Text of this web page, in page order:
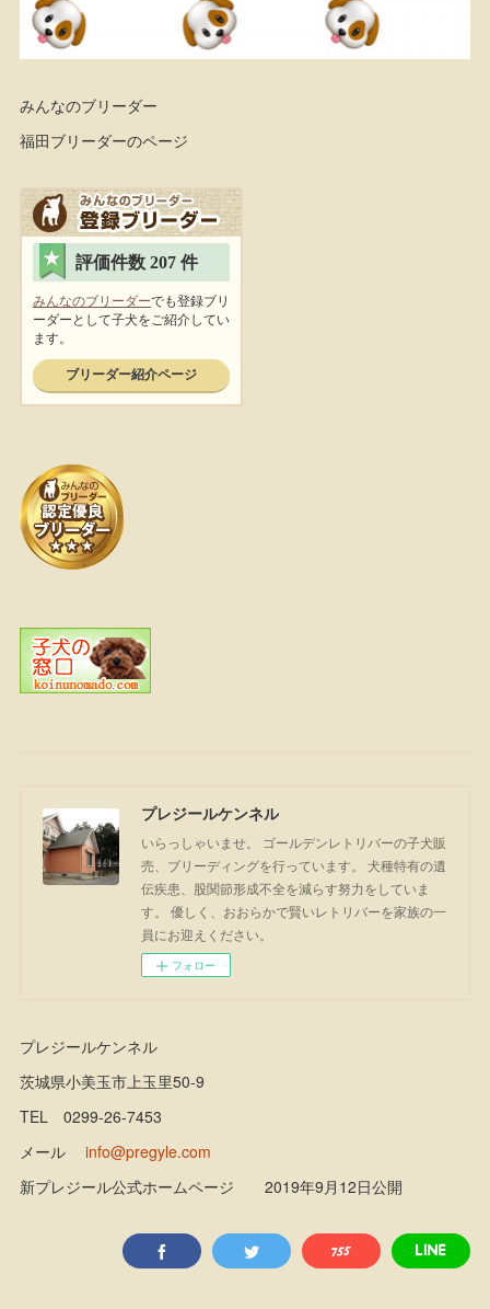
みんなのブリーダー
福田ブリーダーのページ
プレジールケンネル
いらっしゃいませ。 ゴールデンレトリバーの子犬販
売、ブリーディングを行っています。 犬種特有の遺
伝疾患、股関節形成不全を減らす努力をしていま
す。 優しく、おおらかで賢いレトリバーを家族の一
員にお迎えください。
フォロー
プレジールケンネル
茨城県小美玉市上玉里50-9
TEL 0299-26-7453
メールinfo@pregyle.com
新プレジール公式ホームページ 2019年9月12日公開